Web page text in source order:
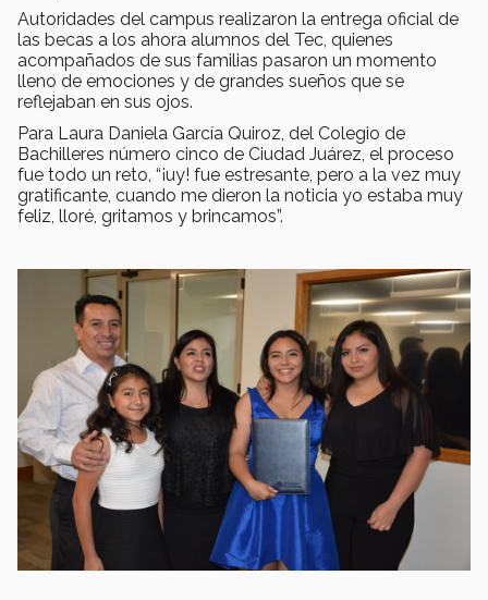
Autoridades del campus realizaron la entrega oficial de
las becas a los ahora alumnos del Tec, quienes
acompañados de sus familias pasaron un momento
lleno de emociones y de grandes sueños que se
reflejaban en sus ojos.
Para Laura Daniela García Quiroz, del Colegio de
Bachilleres número cinco de Ciudad Juárez, el proceso
fue todo un reto, “¡uy! fue estresante, pero a la vez muy
gratificante, cuando me dieron la noticia yo estaba muy
feliz, lloré, gritamos y brincamos”.